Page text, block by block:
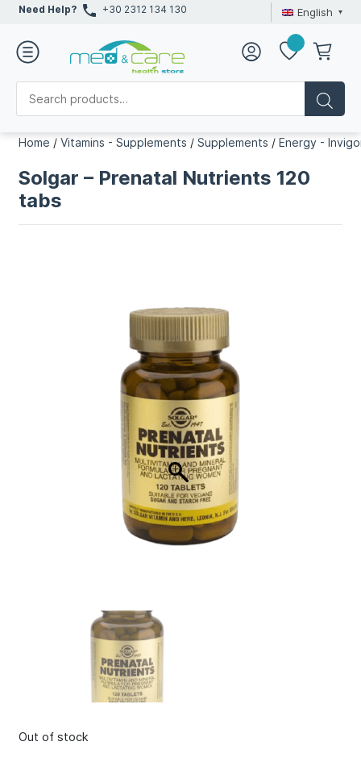
Need Help? +30 2312 134 130 English
Home /Vitamins - Supplements /Supplements /Energy -
Solgar – Prenatal Nutrients 120
tabs
Out of stock